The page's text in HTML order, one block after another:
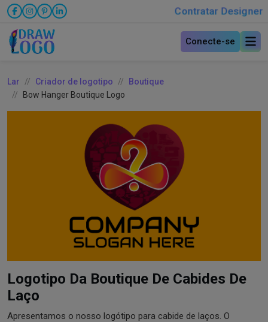
Contratar Designer
Conecte-se
Lar Criador de logotipo
Boutique
Bow Hanger Boutique Logo
Logotipo Da Boutique De Cabides De
Laço
Apresentamos o nosso logótipo para cabide de laços. O